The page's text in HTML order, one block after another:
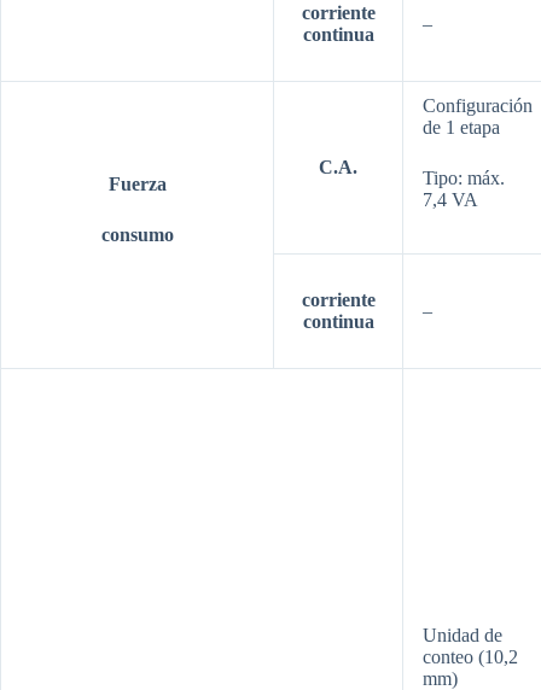
corriente
continua
–
Fuerza
consumo
C.A.
Configuración
de 1 etapa
Tipo: máx.
7,4 VA
corriente
continua
–
Unidad de
conteo (10,2
mm)